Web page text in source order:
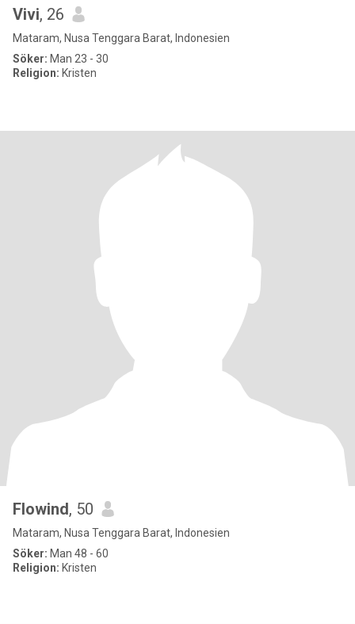
Vivi, 26
Mataram, Nusa Tenggara Barat, Indonesien
Söker: Man 23 - 30
Religion: Kristen
Flowind, 50
Mataram, Nusa Tenggara Barat, Indonesien
Söker: Man 48 - 60
Religion: Kristen